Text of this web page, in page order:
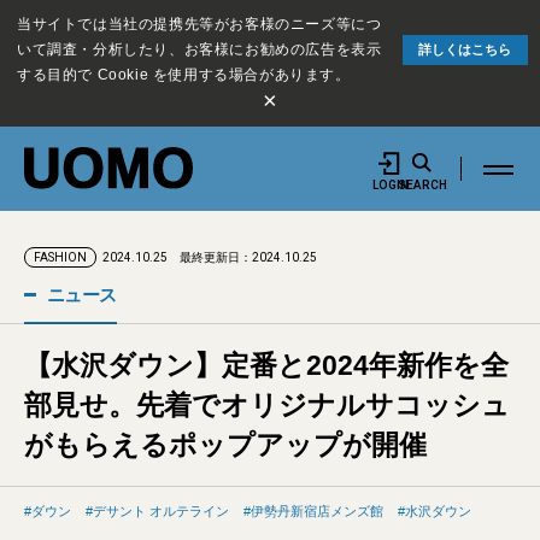
当サイトでは当社の提携先等がお客様のニーズ等につ
いて調査・分析したり、お客様にお勧めの広告を表示
する目的で Cookie を使用する場合があります。
詳しくはこちら
×
LOGINSEARCH
FASHION 2024.10.25 最終更新日：2024.10.25
ニュース
【水沢ダウン】定番と2024年新作を全
部見せ。先着でオリジナルサコッシュ
がもらえるポップアップが開催
ダウン デサント オルテライン 伊勢丹新宿店メンズ館 水沢ダウン